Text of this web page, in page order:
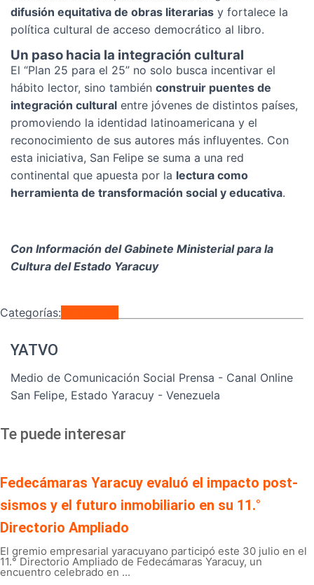
difusión equitativa de obras literarias y fortalece la
política cultural de acceso democrático al libro.
Un paso hacia la integración cultural
El “Plan 25 para el 25” no solo busca incentivar el
hábito lector, sino también construir puentes de
integración cultural entre jóvenes de distintos países,
promoviendo la identidad latinoamericana y el
reconocimiento de sus autores más influyentes. Con
esta iniciativa, San Felipe se suma a una red
continental que apuesta por la lectura como
herramienta de transformación social y educativa.
Con Información del Gabinete Ministerial para la
Cultura del Estado Yaracuy
Categorías:
YATVO
Medio de Comunicación Social Prensa - Canal Online
San Felipe, Estado Yaracuy - Venezuela
Te puede interesar
Fedecámaras Yaracuy evaluó el impacto post-
sismos y el futuro inmobiliario en su 11.°
Directorio Ampliado
El gremio empresarial yaracuyano participó este 30 julio en el
11.° Directorio Ampliado de Fedecámaras Yaracuy, un
encuentro celebrado en ...